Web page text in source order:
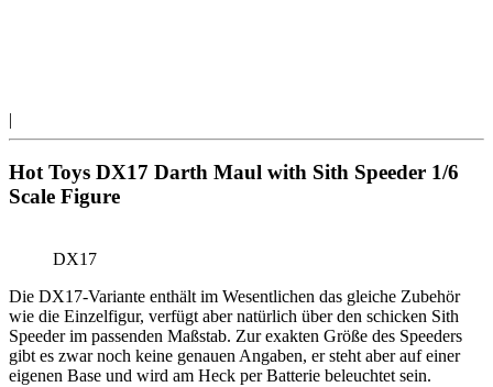
|
Hot Toys DX17 Darth Maul with Sith Speeder 1/6
Scale Figure
DX17
Die DX17-Variante enthält im Wesentlichen das gleiche Zubehör
wie die Einzelfigur, verfügt aber natürlich über den schicken Sith
Speeder im passenden Maßstab. Zur exakten Größe des Speeders
gibt es zwar noch keine genauen Angaben, er steht aber auf einer
eigenen Base und wird am Heck per Batterie beleuchtet sein.